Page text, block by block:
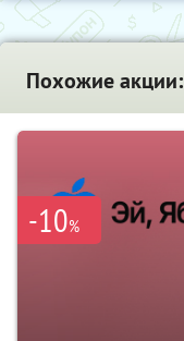
Похожие акции:
-10%